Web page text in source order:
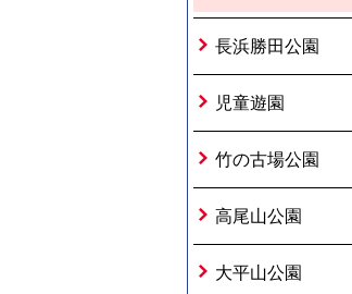
長浜勝田公園
児童遊園
竹の古場公園
高尾山公園
大平山公園